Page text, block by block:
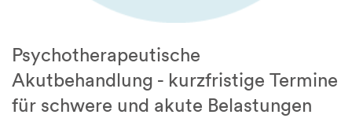
Psychotherapeutische
Akutbehandlung - kurzfristige Termine
für schwere und akute Belastungen